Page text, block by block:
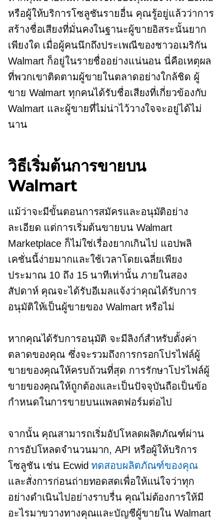
หรือผู้ให้บริการโซลูชันรายอื่น คุณรู้อยู่แล้วว่าการ
สร้างชื่อเสียงที่มั่นคงในฐานะผู้ขายอิสระนั้นยาก
เพียงใด เมื่อผู้คนนึกถึงประเพณีของชาวอเมริกัน
Walmart ก็อยู่ในรายชื่ออย่างแน่นอน นี่คือเหตุผล
ที่พวกเขาติดตามผู้ขายในตลาดอย่างใกล้ชิด ผู้
ขาย Walmart ทุกคนได้รับชื่อเสียงที่เกี่ยวข้องกับ
Walmart และผู้ขายที่ไม่น่าไว้วางใจจะอยู่ได้ไม่
นาน
วิธีเริ่มต้นการขายบน
Walmart
แม้ว่าจะมีขั้นตอนการสมัครและอนุมัติอย่าง
ละเอียด แต่การเริ่มต้นขายบน Walmart
Marketplace ก็ไม่ใช่เรื่องยากเกินไป แอปพลิ
เคชั่นนี้ง่ายมากและใช้เวลาโดยเฉลี่ยเพียง
ประมาณ 10 ถึง 15 นาทีเท่านั้น ภายในสอง
สัปดาห์ คุณจะได้รับอีเมลแจ้งว่าคุณได้รับการ
อนุมัติให้เป็นผู้ขายของ Walmart หรือไม่
หากคุณได้รับการอนุมัติ จะมีลิงก์สำหรับตั้งค่า
ตลาดของคุณ ซึ่งจะรวมถึงการกรอกโปรไฟล์ผู้
ขายของคุณให้ครบถ้วนที่สุด การรักษาโปรไฟล์ผู้
ขายของคุณให้ถูกต้องและเป็นปัจจุบันถือเป็นข้อ
กำหนดในการขายบนแพลตฟอร์มต่อไป
จากนั้น คุณสามารถเริ่มอัปโหลดผลิตภัณฑ์ผ่าน
การอัปโหลดจำนวนมาก, API หรือผู้ให้บริการ
โซลูชัน เช่น Ecwidทดสอบผลิตภัณฑ์ของคุณ
และสั่งการก่อนถ่ายทอดสดเพื่อให้แน่ใจว่าทุก
อย่างดำเนินไปอย่างราบรื่น คุณไม่ต้องการให้มี
อะไรมาขวางทางคุณและบัญชีผู้ขายใน Walmart